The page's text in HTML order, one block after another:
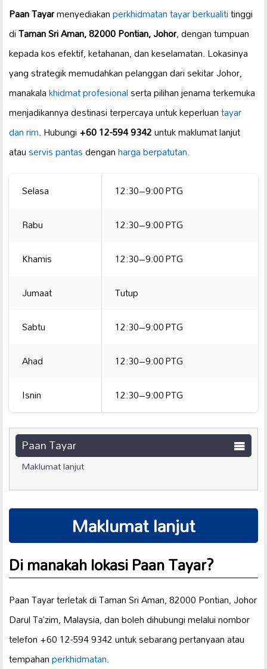
Paan Tayarmenyediakanperkhidmatan tayar berkualititinggi
diTaman Sri Aman, 82000 Pontian, Johor, dengan tumpuan
kepada kos efektif, ketahanan, dan keselamatan. Lokasinya
yang strategik memudahkan pelanggan dari sekitar Johor,
manakalakhidmat profesionalserta pilihan jenama terkemuka
menjadikannya destinasi terpercaya untuk keperluantayar
dan rim. Hubungi+60 12-594 9342untuk maklumat lanjut
atauservis pantasdenganharga berpatutan.
Selasa
12:30–9:00 PTG
Rabu
12:30–9:00 PTG
Khamis
12:30–9:00 PTG
Jumaat
Tutup
Sabtu
12:30–9:00 PTG
Ahad
12:30–9:00 PTG
Isnin
12:30–9:00 PTG
Paan Tayar
Maklumat lanjut
Maklumat lanjut
Di manakah lokasi Paan Tayar?
Paan Tayar terletak di Taman Sri Aman, 82000 Pontian, Johor
Darul Ta’zim, Malaysia, dan boleh dihubungi melalui nombor
telefon +60 12-594 9342 untuk sebarang pertanyaan atau
tempahanperkhidmatan.